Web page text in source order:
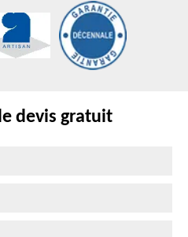
devis gratuit